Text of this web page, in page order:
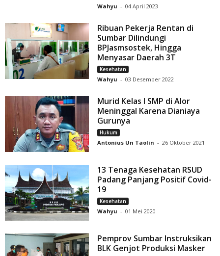
Wahyu - 04 April 2023
Ribuan Pekerja Rentan di
Sumbar Dilindungi
BPJasmsostek, Hingga
Menyasar Daerah 3T
Kesehatan
Wahyu - 03 Desember 2022
Murid Kelas I SMP di Alor
Meninggal Karena Dianiaya
Gurunya
Hukum
Antonius Un Taolin - 26 Oktober 2021
13 Tenaga Kesehatan RSUD
Padang Panjang Positif Covid-
19
Kesehatan
Wahyu - 01 Mei 2020
Pemprov Sumbar Instruksikan
BLK Genjot Produksi Masker